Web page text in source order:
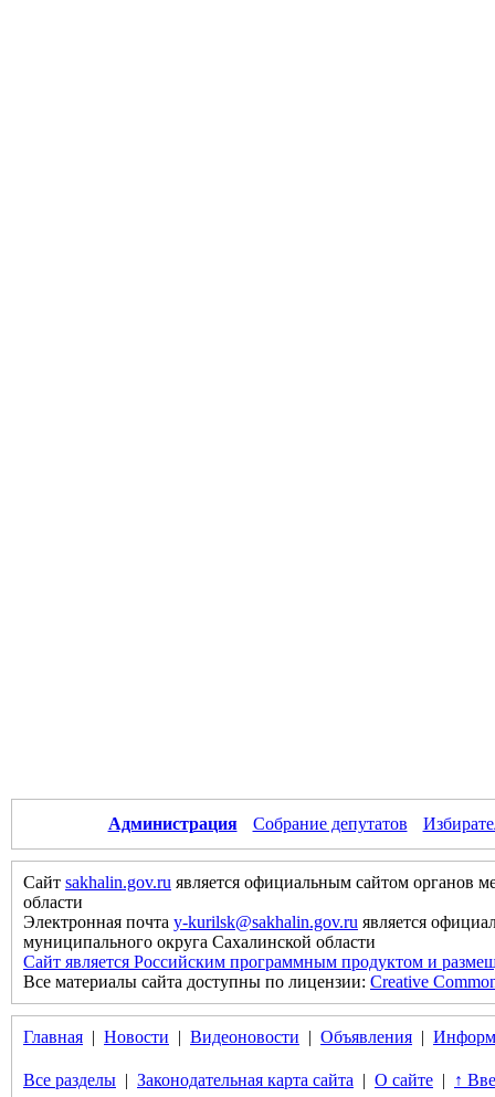
Администрация Собрание депутатов
Сайт sakhalin.gov.ru является официальным сайтом органов
области
Электронная почта y-kurilsk@sakhalin.gov.ru является
муниципального округа Сахалинской области
Сайт является Российским программным продуктом и
Все материалы сайта доступны по лицензии: Creative
Главная | Новости | Видеоновости | Объявления |
Все разделы | Законодательная карта сайта | О сайте | ↑